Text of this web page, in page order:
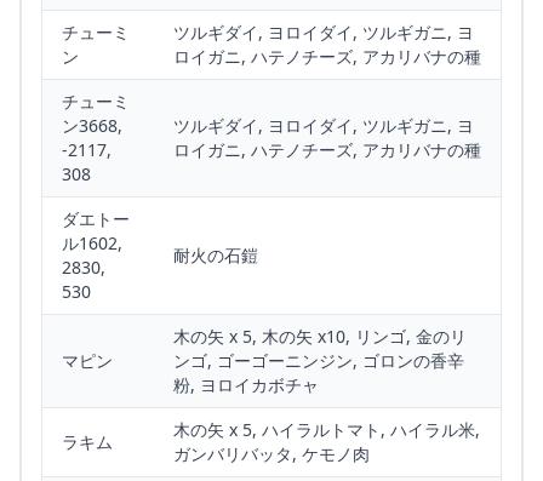
チューミ
ン
ツルギダイ, ヨロイダイ, ツルギガニ, ヨ
ロイガニ, ハテノチーズ, アカリバナの種
チューミ
ン3668,
-2117,
308
ツルギダイ, ヨロイダイ, ツルギガニ, ヨ
ロイガニ, ハテノチーズ, アカリバナの種
ダエトー
ル1602,
2830,
530
耐火の石鎧
マピン
木の矢 x 5, 木の矢 x10, リンゴ, 金のリ
ンゴ, ゴーゴーニンジン, ゴロンの香辛
粉, ヨロイカボチャ
ラキム
木の矢 x 5, ハイラルトマト, ハイラル米,
ガンバリバッタ, ケモノ肉